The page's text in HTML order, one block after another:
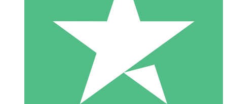
Pacchetti di Crediti Individuali
Paga a consumo con crediti di download. Nessun impegno
1 Download
10